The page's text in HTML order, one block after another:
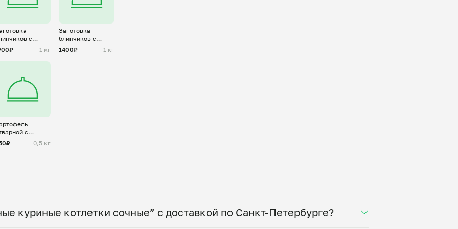
с
1 кг
Заготовка
блинчиков с
творогом
1400₽ 1 кг
с
и зеленью
0,5 кг
куриные котлетки сочные” с доставкой по Санкт-Петербурге?